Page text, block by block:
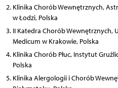
Klinika Chorób Wewnętrznych,
w Łodzi, Polska
II Katedra Chorób Wewnętrznych,
Medicum w Krakowie, Polska
Klinika Chorób Płuc, Instytut
Polska
Klinika Alergologii i Chorób